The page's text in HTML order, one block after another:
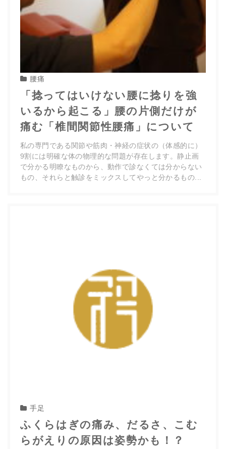
腰痛
「捻ってはいけない腰に捻りを強
いるから起こる」腰の片側だけが
痛む「椎間関節性腰痛」について
私の専門である関節や筋肉・神経の症状の（体感的に）
9割には明確な体の物理的な問題が存在します。静止画
で分かる明瞭なものから、動作で診なくては分からない
もの、それらと触診をミックスしてやっと分かるもの...
手足
ふくらはぎの痛み、だるさ、こむ
らがえりの原因は姿勢かも！？